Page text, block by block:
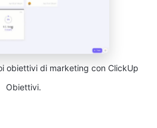
obiettivi di marketing con ClickUp
Obiettivi.